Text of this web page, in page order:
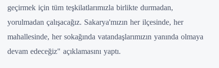
geçirmek için tüm teşkilatlarımızla birlikte durmadan,
yorulmadan çalışacağız. Sakarya'mızın her ilçesinde, her
mahallesinde, her sokağında vatandaşlarımızın yanında olmaya
devam edeceğiz" açıklamasını yaptı.